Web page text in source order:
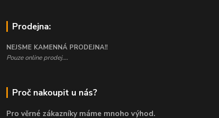
Prodejna:
NEJSME KAMENNÁ PRODEJNA!!
Pouze online prodej....
Proč nakoupit u nás?
Pro věrné zákazníky máme mnoho výhod.